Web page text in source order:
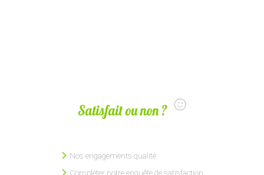
Satisfait ou non ?
Nos engagements qualité
Compléter notre enquête de satisfaction